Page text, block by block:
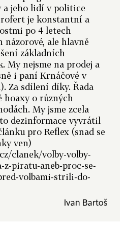
a jeho lidí v politice
je konstantní a
po 4 letech
ale hlavně
základních
My nejsme na prodej a
i paní Krnáčové v
Za sdílení díky. Řada
hoaxy o různých
My jsme zcela
dezinformace vyvrátil
pro Reflex (snad se
ven)
clanek/volby-volby-
z-piratu-aneb-proc-se-
volbami-strili-do-
Ivan Bartoš